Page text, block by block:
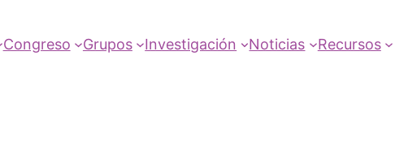
Congreso Grupos Investigación Noticias Recursos